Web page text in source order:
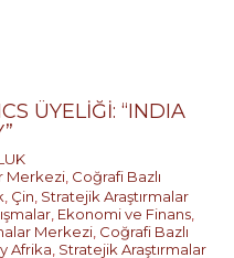
ÜYELİĞİ: “INDIA
Merkezi Coğrafi Bazlı
Çin Stratejik Araştırmalar
Ekonomi ve Finans
Merkezi Coğrafi Bazlı
Afrika Stratejik Araştırmalar